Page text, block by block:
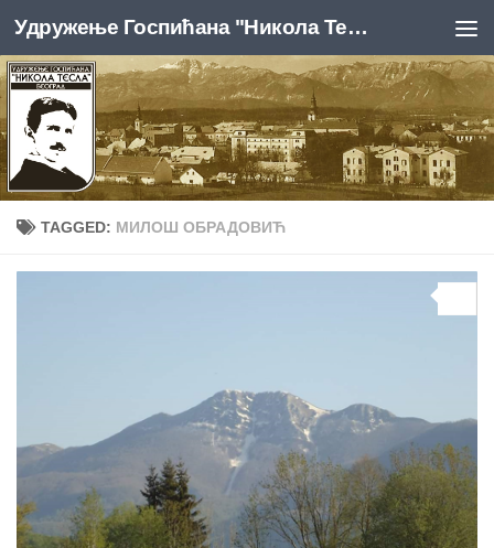
Skip to content Удружење Госпићана "Никола Тесла", Београд
TAGGED: МИЛОШ ОБРАДОВИЋ